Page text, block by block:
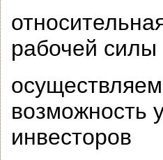
рабочей
возможность
инвесторов